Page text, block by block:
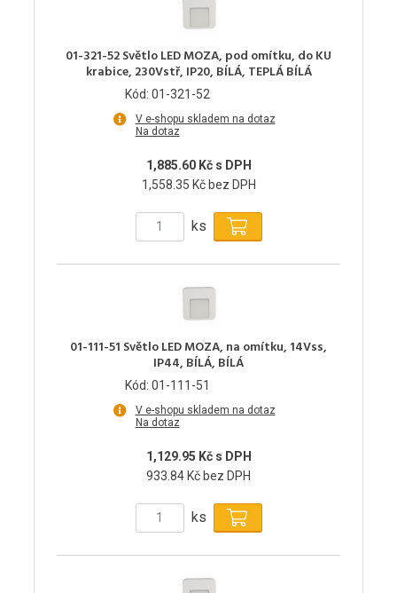
01-321-52 Světlo LED MOZA, pod omítku, do KU
krabice, 230Vstř, IP20, BÍLÁ, TEPLÁ BÍLÁ
Kód: 01-321-52
V e-shopu skladem na dotaz
Na dotaz
1,885.60 Kč s DPH
1,558.35 Kč bez DPH
ks
01-111-51 Světlo LED MOZA, na omítku, 14Vss,
IP44, BÍLÁ, BÍLÁ
Kód: 01-111-51
V e-shopu skladem na dotaz
Na dotaz
1,129.95 Kč s DPH
933.84 Kč bez DPH
ks